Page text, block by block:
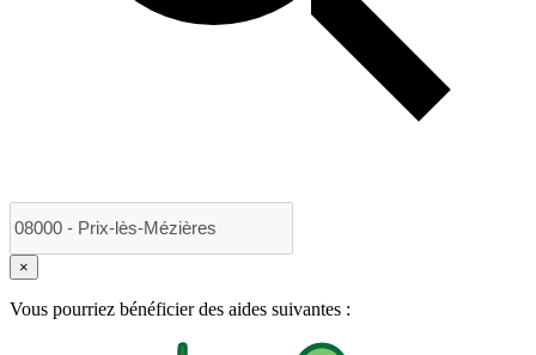
×
Vous pourriez bénéficier des aides suivantes :